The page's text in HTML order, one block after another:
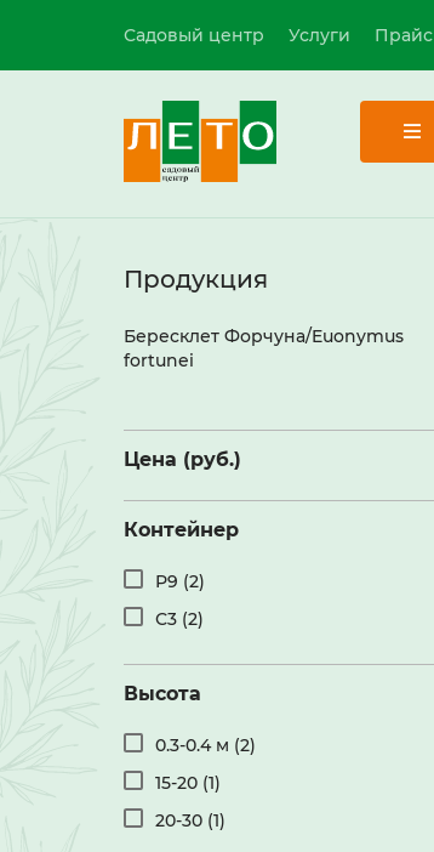
Садовый центр Услуги Прайс
Продукция
Бересклет Форчуна/Euonymus
fortunei
Цена (руб.)
Контейнер
Р9 (2)
С3 (2)
Высота
0.3-0.4 м (2)
15-20 (1)
20-30 (1)